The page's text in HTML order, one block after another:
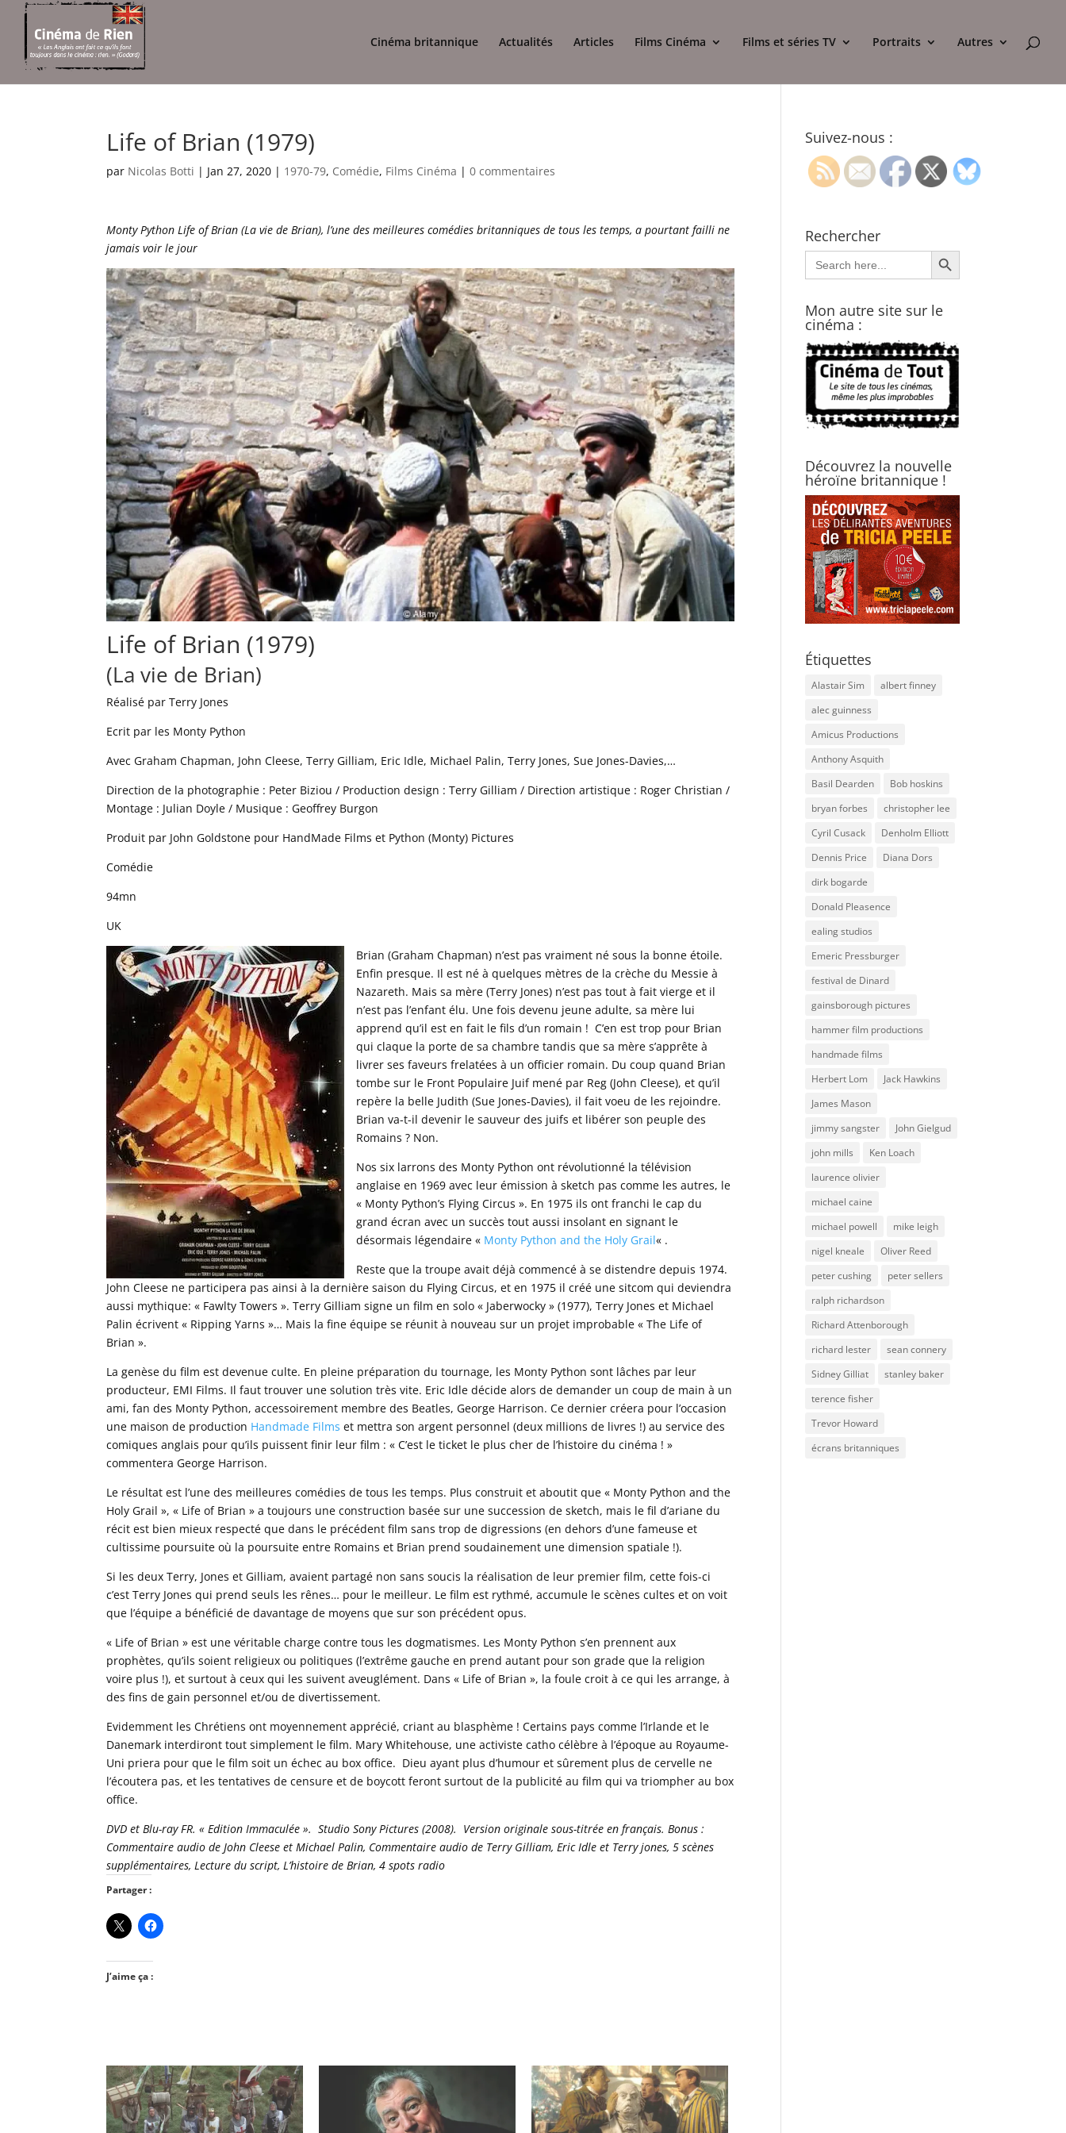
Cinéma britannique Actualités Articles Films Cinéma Films et séries TV Portraits Autres
Life of Brian (1979)
par Nicolas Botti | Jan 27, 2020 | 1970-79, Comédie, Films Cinéma |0 commentaires
Monty Python Life of Brian (La vie de Brian), l’une des meilleures comédies britanniques de tous les temps, a pourtant failli ne
jamais voir le jour
Life of Brian (1979)
(La vie de Brian)
Réalisé par Terry Jones
Ecrit par les Monty Python
Avec Graham Chapman, John Cleese, Terry Gilliam, Eric Idle, Michael Palin, Terry Jones, Sue Jones-Davies,…
Direction de la photographie : Peter Biziou / Production design : Terry Gilliam / Direction artistique : Roger Christian /
Montage : Julian Doyle / Musique : Geoffrey Burgon
Produit par John Goldstone pour HandMade Films et Python (Monty) Pictures
Comédie
94mn
UK
Brian (Graham Chapman) n’est pas vraiment né sous la bonne étoile.
Enfin presque. Il est né à quelques mètres de la crèche du Messie à
Nazareth. Mais sa mère (Terry Jones) n’est pas tout à fait vierge et il
n’est pas l’enfant élu. Une fois devenu jeune adulte, sa mère lui
apprend qu’il est en fait le fils d’un romain ! C’en est trop pour Brian
qui claque la porte de sa chambre tandis que sa mère s’apprête à
livrer ses faveurs frelatées à un officier romain. Du coup quand Brian
tombe sur le Front Populaire Juif mené par Reg (John Cleese), et qu’il
repère la belle Judith (Sue Jones-Davies), il fait voeu de les rejoindre.
Brian va-t-il devenir le sauveur des juifs et libérer son peuple des
Romains ? Non.
Nos six larrons des Monty Python ont révolutionné la télévision
anglaise en 1969 avec leur émission à sketch pas comme les autres, le
« Monty Python’s Flying Circus ». En 1975 ils ont franchi le cap du
grand écran avec un succès tout aussi insolant en signant le
désormais légendaire « Monty Python and the Holy Grail« .
Reste que la troupe avait déjà commencé à se distendre depuis 1974.
John Cleese ne participera pas ainsi à la dernière saison du Flying Circus, et en 1975 il créé une sitcom qui deviendra
aussi mythique: « Fawlty Towers ». Terry Gilliam signe un film en solo « Jaberwocky » (1977), Terry Jones et Michael
Palin écrivent « Ripping Yarns »… Mais la fine équipe se réunit à nouveau sur un projet improbable « The Life of
Brian ».
La genèse du film est devenue culte. En pleine préparation du tournage, les Monty Python sont lâches par leur
producteur, EMI Films. Il faut trouver une solution très vite. Eric Idle décide alors de demander un coup de main à un
ami, fan des Monty Python, accessoirement membre des Beatles, George Harrison. Ce dernier créera pour l’occasion
une maison de production Handmade Films et mettra son argent personnel (deux millions de livres !) au service des
comiques anglais pour qu’ils puissent finir leur film : « C’est le ticket le plus cher de l’histoire du cinéma ! »
commentera George Harrison.
Le résultat est l’une des meilleures comédies de tous les temps. Plus construit et aboutit que « Monty Python and the
Holy Grail », « Life of Brian » a toujours une construction basée sur une succession de sketch, mais le fil d’ariane du
récit est bien mieux respecté que dans le précédent film sans trop de digressions (en dehors d’une fameuse et
cultissime poursuite où la poursuite entre Romains et Brian prend soudainement une dimension spatiale !).
Si les deux Terry, Jones et Gilliam, avaient partagé non sans soucis la réalisation de leur premier film, cette fois-ci
c’est Terry Jones qui prend seuls les rênes… pour le meilleur. Le film est rythmé, accumule le scènes cultes et on voit
que l’équipe a bénéficié de davantage de moyens que sur son précédent opus.
« Life of Brian » est une véritable charge contre tous les dogmatismes. Les Monty Python s’en prennent aux
prophètes, qu’ils soient religieux ou politiques (l’extrême gauche en prend autant pour son grade que la religion
voire plus !), et surtout à ceux qui les suivent aveuglément. Dans « Life of Brian », la foule croit à ce qui les arrange, à
des fins de gain personnel et/ou de divertissement.
Evidemment les Chrétiens ont moyennement apprécié, criant au blasphème ! Certains pays comme l’Irlande et le
Danemark interdiront tout simplement le film. Mary Whitehouse, une activiste catho célèbre à l’époque au Royaume-
Uni priera pour que le film soit un échec au box office. Dieu ayant plus d’humour et sûrement plus de cervelle ne
l’écoutera pas, et les tentatives de censure et de boycott feront surtout de la publicité au film qui va triompher au box
office.
DVD et Blu-ray FR. « Edition Immaculée ». Studio Sony Pictures (2008). Version originale sous-titrée en français. Bonus :
Commentaire audio de John Cleese et Michael Palin, Commentaire audio de Terry Gilliam, Eric Idle et Terry jones, 5 scènes
supplémentaires, Lecture du script, L’histoire de Brian, 4 spots radio
Partager :
J’aime ça :
Suivez-nous :
Rechercher
Search
for:
Search Button
Mon autre site sur le
cinéma :
Découvrez la nouvelle
héroïne britannique !
Étiquettes
Alastair Sim
albert finney
alec guinness
Amicus Productions
Anthony Asquith
Basil Dearden
Bob hoskins
bryan forbes
christopher lee
Cyril Cusack
Denholm Elliott
Dennis Price
Diana Dors
dirk bogarde
Donald Pleasence
ealing studios
Emeric Pressburger
festival de Dinard
gainsborough pictures
hammer film productions
handmade films
Herbert Lom
Jack Hawkins
James Mason
jimmy sangster
John Gielgud
john mills
Ken Loach
laurence olivier
michael caine
michael powell
mike leigh
nigel kneale
Oliver Reed
peter cushing
peter sellers
ralph richardson
Richard Attenborough
richard lester
sean connery
Sidney Gilliat
stanley baker
terence fisher
Trevor Howard
écrans britanniques